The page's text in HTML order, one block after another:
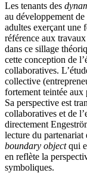
Les tenants des
au développement
adultes exerçant une
référence aux
dans ce sillage
cette conception de
collaboratives.
collective
fortement teintée
Sa perspective est
collaboratives et de
directement
lecture du
boundary objectqui
en reflète la
symboliques.